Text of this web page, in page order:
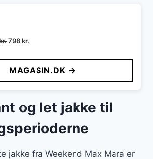
kr.Den
pris
var:
1.595 kr..
798kr.
pris
er:
798 kr..
MAGASIN.DK →
og let jakke til
jakke fra Weekend Max Mara er